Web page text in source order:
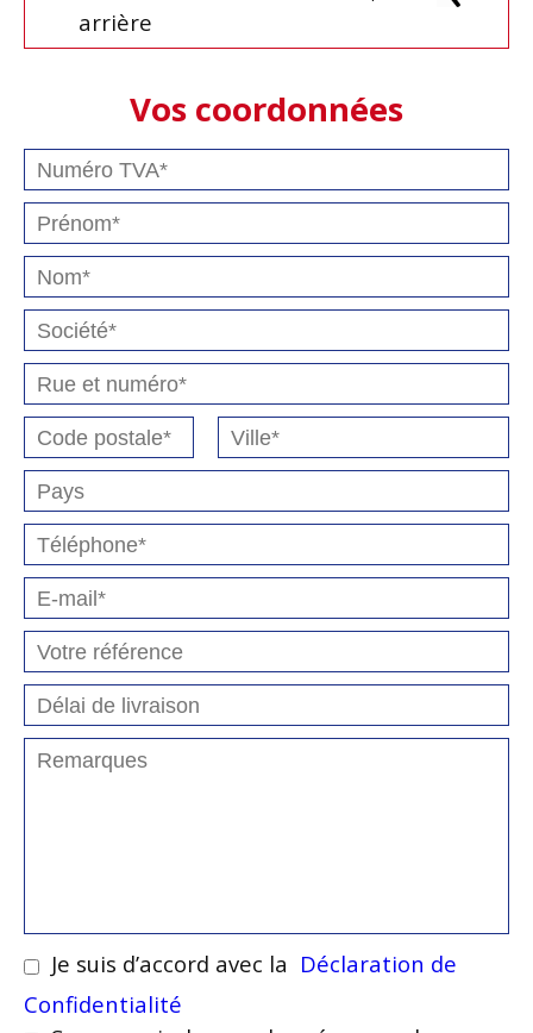
arrière
Vos coordonnées
Je suis d’accord avec la Déclaration de
Confidentialité